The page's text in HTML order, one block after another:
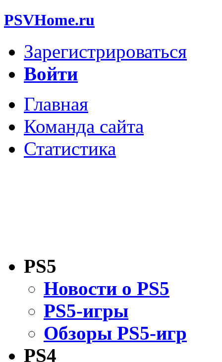
PSVHome.ru
Зарегистрироваться
Войти
Главная
Команда сайта
Статистика
PS5
Новости о PS5
PS5-игры
Обзоры PS5-игр
PS4